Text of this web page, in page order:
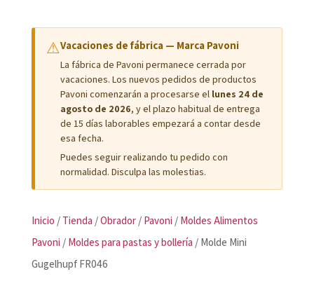
⚠Vacaciones de fábrica — Marca Pavoni
La fábrica de Pavoni permanece cerrada por
vacaciones. Los nuevos pedidos de productos
Pavoni comenzarán a procesarse el lunes 24 de
agosto de 2026, y el plazo habitual de entrega
de 15 días laborables empezará a contar desde
esa fecha.
Puedes seguir realizando tu pedido con
normalidad. Disculpa las molestias.
Inicio / Tienda /Obrador/ Pavoni / Moldes Alimentos
Pavoni / Moldes para pastas y bollería / Molde Mini
Gugelhupf FR046